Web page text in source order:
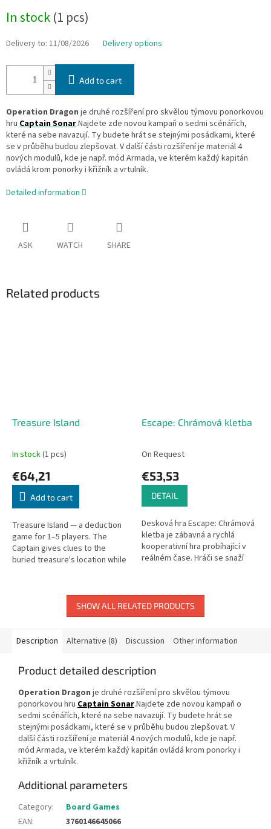
price:
In stock(1 pcs)
Delivery to: 11/08/2026 Delivery options
Add to cart
Operation Dragon je druhé rozšíření pro skvělou týmovu ponorkovou
hru Captain Sonar.Najdete zde novou kampaň o sedmi scénářích,
které na sebe navazují. Ty budete hrát se stejnými posádkami, které
se v průběhu budou zlepšovat. V další části rozšíření je materiál 4
nových modulů, kde je např. mód Armada, ve kterém každý kapitán
ovládá krom ponorky i křižník a vrtulník.
Detailed information
ASK WATCH SHARE
Related products
Treasure Island
In stock(1 pcs)
€64,21
Add to cart
Treasure Island — a deduction
game for 1–5 players. The
Captain gives clues to the
buried treasure's location while
Escape: Chrámová kletba
On Request
€53,53
DETAIL
Desková hra Escape: Chrámová
kletba je zábavná a rychlá
kooperativní hra probíhající v
reálném čase. Hráči se snaží
SHOW ALL RELATED PRODUCTS
Description Alternative (8) Discussion Other information
Product detailed description
Operation Dragon je druhé rozšíření pro skvělou týmovu
ponorkovou hru Captain Sonar.Najdete zde novou kampaň o
sedmi scénářích, které na sebe navazují. Ty budete hrát se
stejnými posádkami, které se v průběhu budou zlepšovat. V
další části rozšíření je materiál 4 nových modulů, kde je např.
mód Armada, ve kterém každý kapitán ovládá krom ponorky i
křižník a vrtulník.
Additional parameters
Category:
Board Games
EAN:
3760146645066